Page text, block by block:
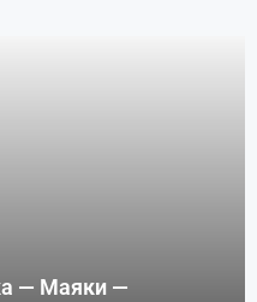
— Маяки —